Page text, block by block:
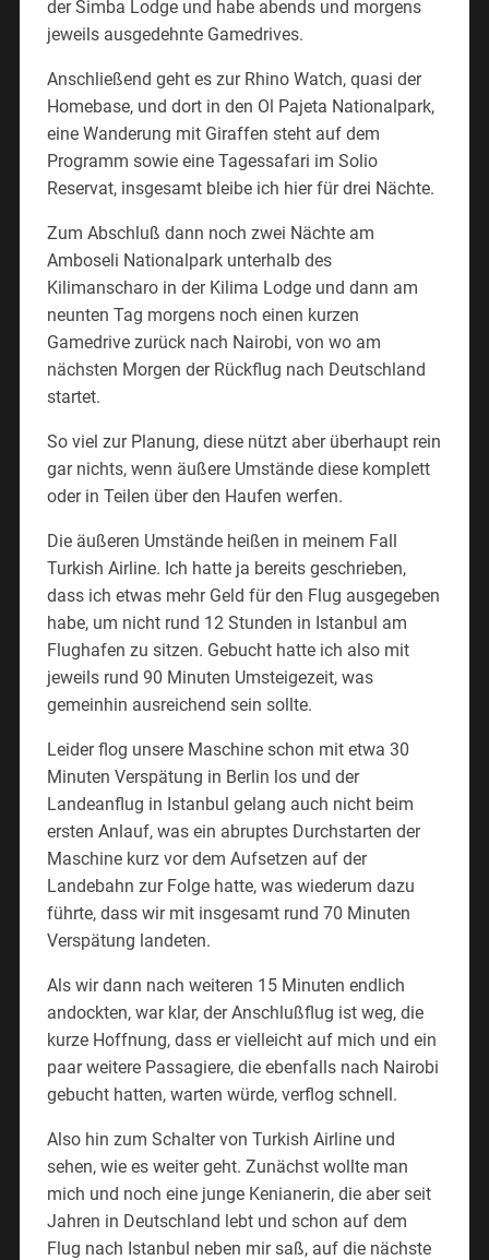
der Simba Lodge und habe abends und morgens
jeweils ausgedehnte Gamedrives.
Anschließend geht es zur Rhino Watch, quasi der
Homebase, und dort in den Ol Pajeta Nationalpark,
eine Wanderung mit Giraffen steht auf dem
Programm sowie eine Tagessafari im Solio
Reservat, insgesamt bleibe ich hier für drei Nächte.
Zum Abschluß dann noch zwei Nächte am
Amboseli Nationalpark unterhalb des
Kilimanscharo in der Kilima Lodge und dann am
neunten Tag morgens noch einen kurzen
Gamedrive zurück nach Nairobi, von wo am
nächsten Morgen der Rückflug nach Deutschland
startet.
So viel zur Planung, diese nützt aber überhaupt rein
gar nichts, wenn äußere Umstände diese komplett
oder in Teilen über den Haufen werfen.
Die äußeren Umstände heißen in meinem Fall
Turkish Airline. Ich hatte ja bereits geschrieben,
dass ich etwas mehr Geld für den Flug ausgegeben
habe, um nicht rund 12 Stunden in Istanbul am
Flughafen zu sitzen. Gebucht hatte ich also mit
jeweils rund 90 Minuten Umsteigezeit, was
gemeinhin ausreichend sein sollte.
Leider flog unsere Maschine schon mit etwa 30
Minuten Verspätung in Berlin los und der
Landeanflug in Istanbul gelang auch nicht beim
ersten Anlauf, was ein abruptes Durchstarten der
Maschine kurz vor dem Aufsetzen auf der
Landebahn zur Folge hatte, was wiederum dazu
führte, dass wir mit insgesamt rund 70 Minuten
Verspätung landeten.
Als wir dann nach weiteren 15 Minuten endlich
andockten, war klar, der Anschlußflug ist weg, die
kurze Hoffnung, dass er vielleicht auf mich und ein
paar weitere Passagiere, die ebenfalls nach Nairobi
gebucht hatten, warten würde, verflog schnell.
Also hin zum Schalter von Turkish Airline und
sehen, wie es weiter geht. Zunächst wollte man
mich und noch eine junge Kenianerin, die aber seit
Jahren in Deutschland lebt und schon auf dem
Flug nach Istanbul neben mir saß, auf die nächste